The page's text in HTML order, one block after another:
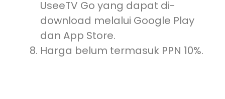
UseeTV Go yang dapat di-
download melalui Google Play
dan App Store.
Harga belum termasuk PPN 10%.